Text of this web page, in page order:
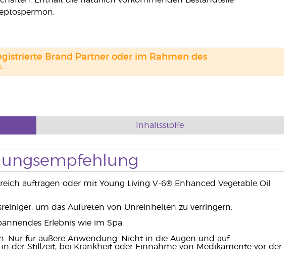
Brand Partner oder im Rahmen des
Inhaltsstoffe
auftragen oder mit Young Living V-6® Enhanced Vegetable Oil
um das Auftreten von Unreinheiten zu verringern.
Erlebnis wie im Spa.
Nur für äußere Anwendung. Nicht in die Augen und auf
der Stillzeit, bei Krankheit oder Einnahme von Medikamente vor der